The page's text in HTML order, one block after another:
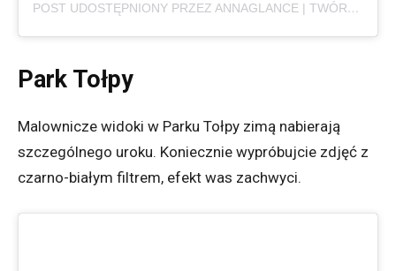
POST UDOSTĘPNIONY PRZEZ ANNAGLANCE | TWÓRCZYNI LGBTQ+ (@ANNAGLANCEYT)
Park Tołpy
Malownicze widoki w Parku Tołpy zimą nabierają
szczególnego uroku. Koniecznie wypróbujcie zdjęć z
czarno-białym filtrem, efekt was zachwyci.